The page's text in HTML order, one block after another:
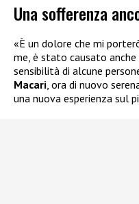
Una sofferenza
«È un dolore che mi
me, è stato causato
sensibilità di alcune
Macari, ora di nuovo
una nuova esperienza sul